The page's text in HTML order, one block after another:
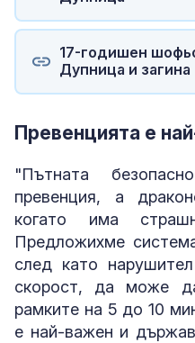
17-годишен
Дупница и загина
Превенцията е
"Пътната
превенция, а
когато има
Предложихме
след като
скорост, да може
рамките на 5 до 10
е най-важен и